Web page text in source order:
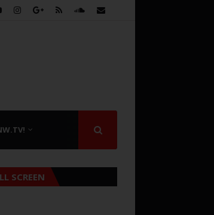
SCREEN